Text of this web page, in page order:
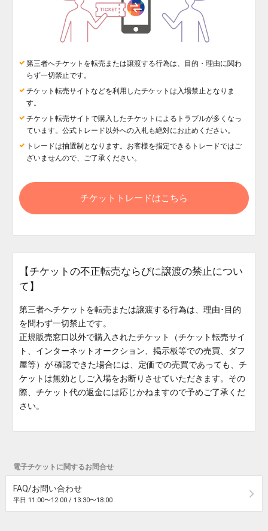
第三者へチケットを転売または譲渡する行為は、目的・理由に関わ
らず一切禁止です。
チケット転売サイトなどを利用したチケットは入場禁止となりま
す。
チケット転売サイトで購入したチケットによるトラブルが多くなっ
ています。公式トレード以外への入札も絶対にお止めください。
トレードは抽選制となります。お客様を指定できるトレードではご
ざいませんので、ご了承ください。
チケットトレードはこちら
【チケットの不正転売ならびに譲渡の禁止につい
て】
第三者へチケットを転売または譲渡する行為は、理由･目的
を問わず一切禁止です。
正規販売窓口以外で購入されたチケット（チケット転売サイ
ト、インターネットオークション、掲示板等での売買、ダフ
屋等）が 確認できた場合には、定価での売買であっても、チ
ケットは無効としご入場をお断りさせていただきます。その
際、チケット代の返金には応じかねますので予めご了承くだ
さい。
電子チケットに関するお問合せ
FAQ/お問い合わせ
平日 11:00〜12:00 / 13:30〜18:00